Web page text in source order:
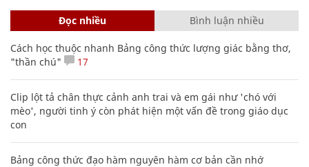
Đọc nhiều Bình luận nhiều
Cách học thuộc nhanh Bảng công thức lượng giác bằng thơ,
"thần chú"
17
Clip lột tả chân thực cảnh anh trai và em gái như 'chó với
mèo', người tinh ý còn phát hiện một vấn đề trong giáo dục
con
Bảng công thức đạo hàm nguyên hàm cơ bản cần nhớ